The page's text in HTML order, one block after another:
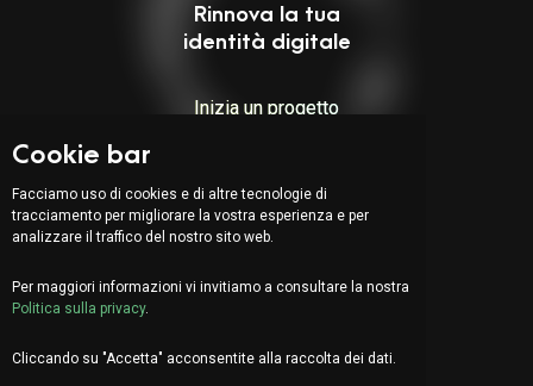
Rinnova la tua
identità digitale
Inizia un progetto
Indirizzo:
Via Serafino Balestra 31
Quarto Piano
EN DE FR
Cookie bar
Facciamo uso di cookies e di altre tecnologie di
tracciamento per migliorare la vostra esperienza e per
analizzare il traffico del nostro sito web.
Per maggiori informazioni vi invitiamo a consultare la nostra
Politica sulla privacy.
Cliccando su "Accetta" acconsentite alla raccolta dei dati.